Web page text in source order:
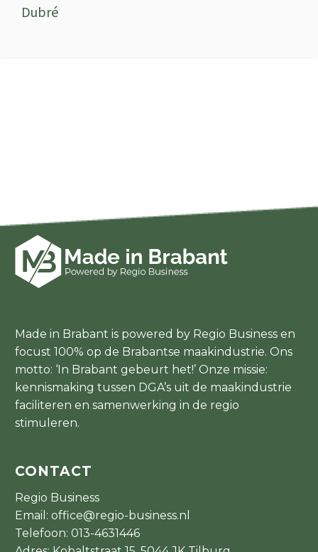
Dubré
Made in Brabant is powered by Regio Business en
focust 100% op de Brabantse maakindustrie. Ons
motto: ‘In Brabant gebeurt het!’ Onze missie:
kennismaking tussen DGA’s uit de maakindustrie
faciliteren en samenwerking in de regio
stimuleren.
CONTACT
Regio Business
Email: office@regio-business.nl
Telefoon: 013-4631446